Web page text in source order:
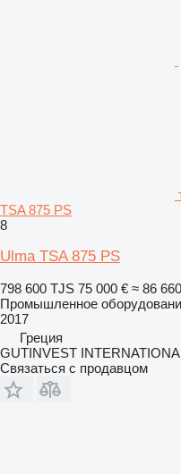
TSA 875 PS
8
Ulma TSA 875 PS
798 600 TJS 75 000 € ≈ 86
Промышленное
2017
Греция
GUTINVEST
Связаться с продавцом